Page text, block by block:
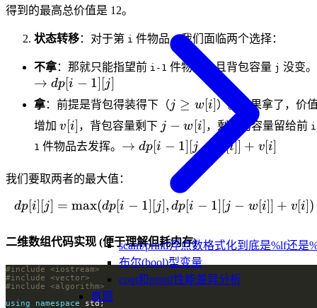
scanf/printf浮点数格式化到底是%lf还是
布尔(bool)型变量
cout和printf性能差异分析
真题
得到的最高总价值是 12。
状态转移：对于第 i 件物品，我们面临两个选择：
不拿：那就只能指望前 i-1 件物品，且背包容量 j 没变。
→ dp[i − 1] [j]
拿：前提是背包得装得下（j
w[i]
j ≥ w [i]）。如果拿了，价
增加 v[i]
v[i] ，背包容量剩下 j -
w[i]
j − w [i] ，剩下的容量留给前
1 件物品去发挥。 \rightarrow
w[i]] + v[i]
→ dp[i − 1] [j − [i]] + v[i]
我们要取两者的最大值：
dp[i][j] = \max(dp[i-1][j],
dp[i] [j] = max(dp[i − 1] [j], dp[i − 1] [j − w [i]] + v[i])
二维数组代码实现 (便于理解但耗内存)
#include
<iostream>
#include
<vector>
#include
<algorithm>
using
namespace